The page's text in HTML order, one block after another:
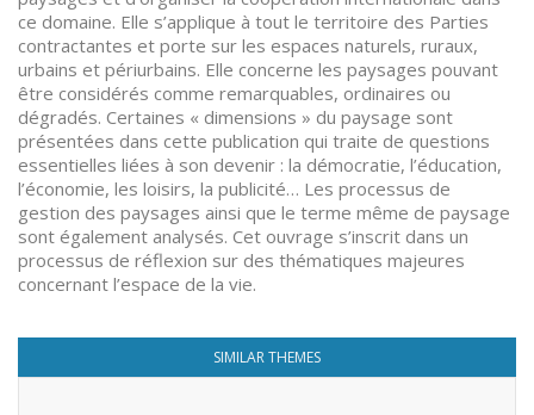
ce domaine. Elle s’applique à tout le territoire des Parties
contractantes et porte sur les espaces naturels, ruraux,
urbains et périurbains. Elle concerne les paysages pouvant
être considérés comme remarquables, ordinaires ou
dégradés. Certaines « dimensions » du paysage sont
présentées dans cette publication qui traite de questions
essentielles liées à son devenir : la démocratie, l’éducation,
l’économie, les loisirs, la publicité… Les processus de
gestion des paysages ainsi que le terme même de paysage
sont également analysés. Cet ouvrage s’inscrit dans un
processus de réflexion sur des thématiques majeures
concernant l’espace de la vie.
SIMILAR THEMES